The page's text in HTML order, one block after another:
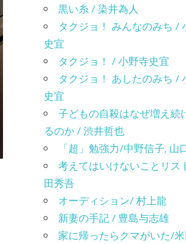
黒い糸 / 染井為人
タクジョ！ みんなのみち /
史宜
タクジョ！ / 小野寺史宜
タクジョ！ あしたのみち /
史宜
子どもの自殺はなぜ増え続
るのか / 渋井哲也
「超」勉強力/中野信子, 山
考えてはいけないことリス
田秀吾
オーディション/ 村上龍
新妻の手記 / 豊島与志雄
家に帰ったらクマがいた/